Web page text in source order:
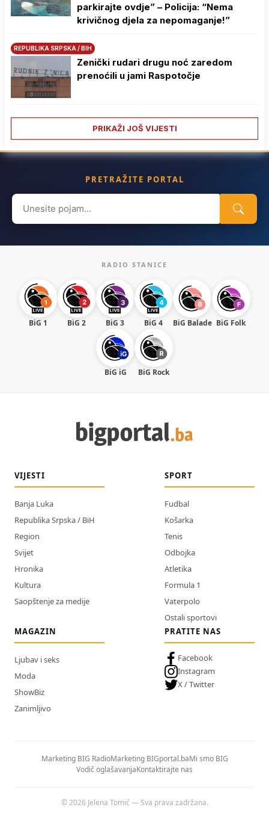
parkirajte ovdje” – Policija: “Nema
krivičnog djela za nepomaganje!”
REPUBLIKA SRPSKA / BIH
Zenički rudari drugu noć zaredom
prenoćili u jami Raspotočje
PRIKAŽI JOŠ VIJESTI
PRETRAŽITE PORTAL
Search
for:
RADIO STANICE
BiG 1 BiG 2 BiG 3 BiG 4 BiG Balade BiG Folk
BiG iG BiG Rock
VIJESTI
Banja Luka
Republika Srpska / BiH
Region
Svijet
Hronika
Kultura
Saopštenje za medije
SPORT
Fudbal
Košarka
Tenis
Odbojka
Atletika
Formula 1
Vaterpolo
Ostali sportovi
MAGAZIN
Ljubav i seks
Moda
ShowBiz
Zanimljivo
PRATITE NAS
Facebook
Instagram
X / Twitter
Marketing BIG RadioMarketing BIGportal.baMi smo BIG
Vodič oglašavanjaKontaktirajte nas
© 2026 Jelena Tomić — Sva prava zadržana.